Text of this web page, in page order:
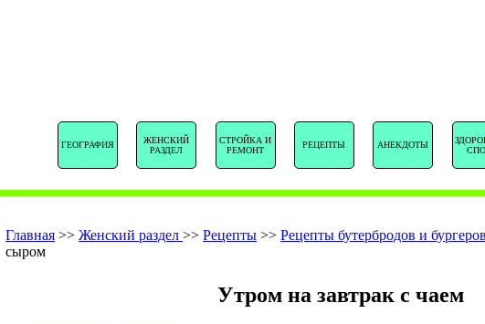
ГЕОГРАФИЯ
ЖЕНСКИЙ
РАЗДЕЛ
СТРОЙКА И
РЕМОНТ
РЕЦЕПТЫ АНЕКДОТЫ
Главная >>Женский раздел>>Рецепты >>Рецепты бутербродов и бургеров
сыром
Утром на завтрак с чаем